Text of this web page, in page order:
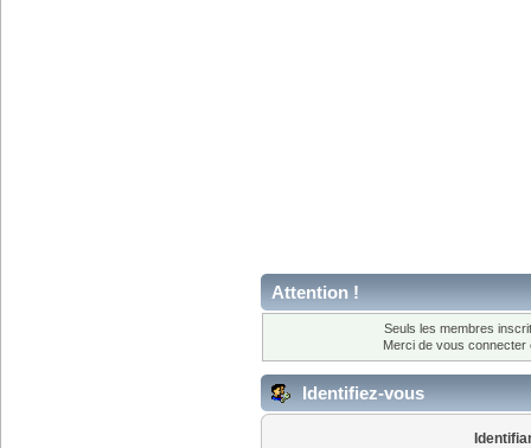
Attention !
Seuls les membres
Merci de vous
Identifiez-vous